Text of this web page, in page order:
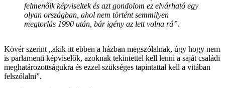
felmenőik képviseltek és azt gondolom ez elvárható egy
olyan országban, ahol nem történt semmilyen
megtorlás 1990 után, bár igény az lett volna rá”.
Kövér szerint „akik itt ebben a házban megszólalnak, úgy hogy nem
is parlamenti képviselők, azoknak tekintettel kell lenni a saját családi
meghatározottságukra és ezzel szükséges tapintattal kell a vitában
felszólalni”.